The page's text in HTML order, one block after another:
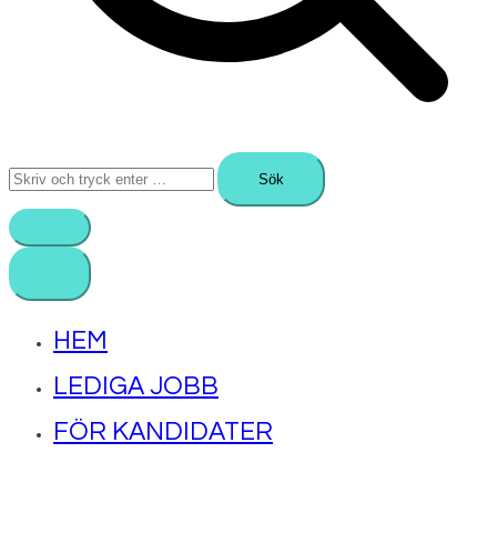
Sök
HEM
LEDIGA JOBB
FÖR KANDIDATER